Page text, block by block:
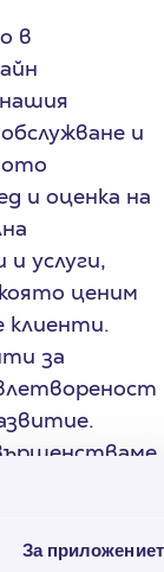
За
в
и
и оценка на
услуги,
ценим
клиенти.
за
нужди